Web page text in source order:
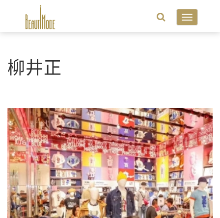
Toggle
柳井正